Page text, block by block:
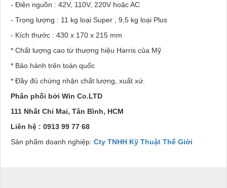
- Điện nguồn : 42V, 110V, 220V hoặc AC
- Trọng lượng : 11 kg loại Super , 9,5 kg loại Plus
- Kích thước : 430 x 170 x 215 mm
* Chất lượng cao từ thương hiệu Harris của Mỹ
* Bảo hành trên toàn quốc
* Đầy đủ chứng nhận chất lượng, xuất xứ.
Phân phối bởi Win Co.LTD
111 Nhất Chi Mai, Tân Bình, HCM
Liên hệ : 0913 99 77 68
Sản phẩm doanh nghiệp: Cty TNHH Kỹ Thuật Thế Giới